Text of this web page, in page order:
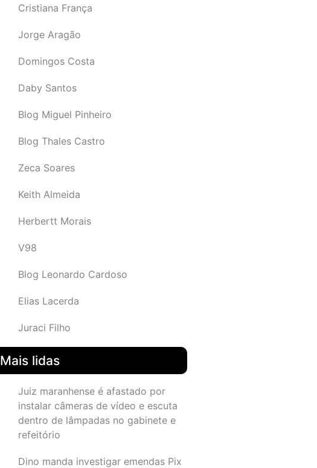
Cristiana França
Jorge Aragão
Domingos Costa
Daby Santos
Blog Miguel Pinheiro
Blog Thales Castro
Zeca Soares
Keith Almeida
Herbertt Morais
V98
Blog Leonardo Cardoso
Elias Lacerda
Juraci Filho
Mais lidas
Juiz maranhense é afastado por
instalar câmeras de vídeo e escuta
dentro de lâmpadas no gabinete e
refeitório
Dino manda investigar emendas Pix